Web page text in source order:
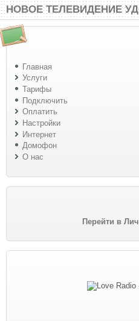
Перейти к основному содержанию
Skip to search
НОВОЕ ТЕЛЕВИДЕНИЕ
Главная
Услуги
Тарифы
Подключить
Оплатить
Настройки
Интернет
Домофон
О нас
Перейти в